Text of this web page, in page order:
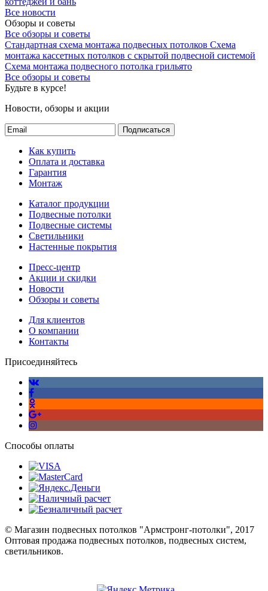
Все новости
Обзоры и советы
Все обзоры и советы
Стандартная схема монтажа подвесных потолков Схема
монтажа кассетных потолков с скрытой подвесной системой
Схема монтажа подвесного потолка грильято
Все обзоры и советы
Будьте в курсе!
Новости, обзоры и акции
Подписаться
Как купить
Оплата и доставка
Гарантия
Монтаж
Каталог продукции
Подвесные потолки
Подвесные системы
Светильники
Настенные покрытия
Пресс-центр
Акции и скидки
Новости
Обзоры и советы
Для клиентов
О компании
Контакты
Присоединяйтесь
Способы оплаты
© Магазин подвесных потолков "Армстронг-потолки", 2017
Оптовая продажа подвесных потолков, подвесных систем,
светильников.